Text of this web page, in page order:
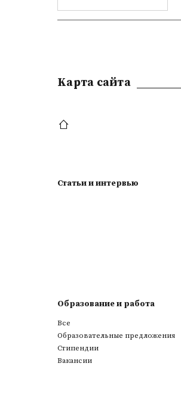
Kарта сайта
Статьи и интервью
Образование и работа
Все
Образовательные предложения
Стипендии
Вакансии